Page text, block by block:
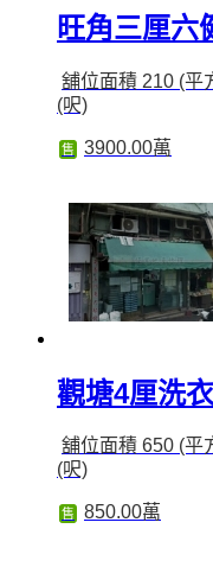
旺角三厘六
舖位面積 210 (平
(呎)
售 3900.00萬
觀塘4厘洗
舖位面積 650 (平
(呎)
售 850.00萬